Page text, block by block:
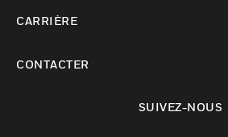
CARRIÈRE
CONTACTER
SUIVEZ-NOUS